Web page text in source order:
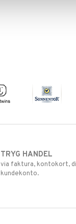
TRYG HANDEL
via faktura, kontokort,
kundekonto.